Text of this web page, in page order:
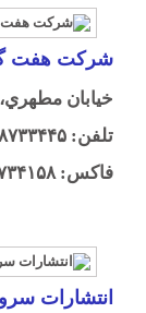
شركت هفت
خيابان مطهري،
تلفن: ۸۸۷۳۳۴۴۵
فاكس: ۸۸۷۳۴۱۵۸
انتشارات